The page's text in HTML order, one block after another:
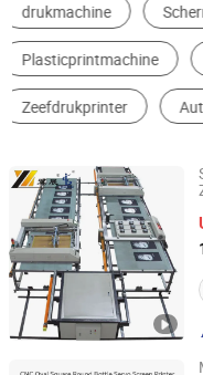
Scherm
Label Printingmachine
Wenzhou Changs
Zhejiang, China